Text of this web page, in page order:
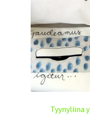
Tyynyliina